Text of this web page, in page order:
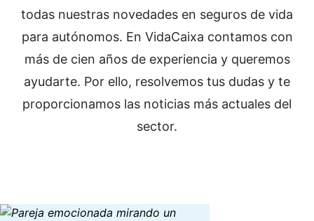
todas nuestras novedades en seguros de vida
para autónomos. En VidaCaixa contamos con
más de cien años de experiencia y queremos
ayudarte. Por ello, resolvemos tus dudas y te
proporcionamos las noticias más actuales del
sector.